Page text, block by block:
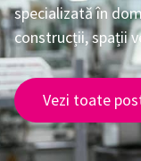
specializată în
construcții, spații
Vezi toate